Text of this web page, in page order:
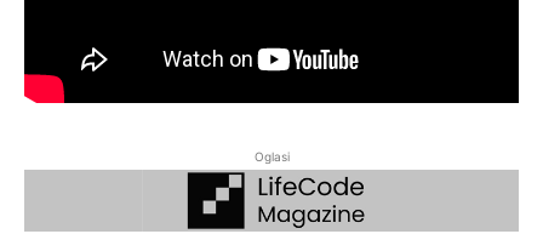
Oglasi